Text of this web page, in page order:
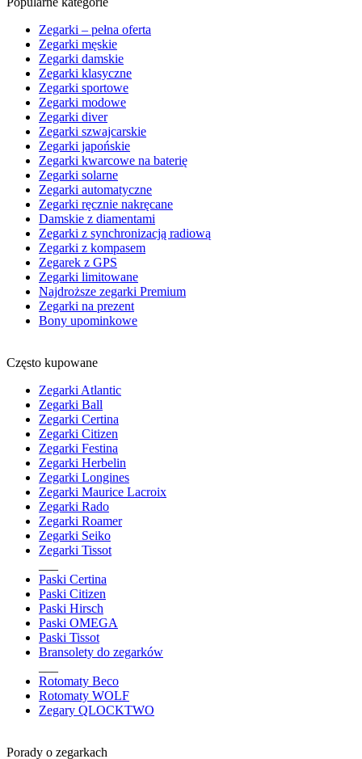
Zegarki – pełna oferta
Zegarki męskie
Zegarki damskie
Zegarki klasyczne
Zegarki sportowe
Zegarki modowe
Zegarki diver
Zegarki szwajcarskie
Zegarki japońskie
Zegarki kwarcowe na baterię
Zegarki solarne
Zegarki automatyczne
Zegarki ręcznie nakręcane
Damskie z diamentami
Zegarki z synchronizacją radiową
Zegarki z kompasem
Zegarek z GPS
Zegarki limitowane
Najdroższe zegarki Premium
Zegarki na prezent
Bony upominkowe
Często kupowane
Zegarki Atlantic
Zegarki Ball
Zegarki Certina
Zegarki Citizen
Zegarki Festina
Zegarki Herbelin
Zegarki Longines
Zegarki Maurice Lacroix
Zegarki Rado
Zegarki Roamer
Zegarki Seiko
Zegarki Tissot
Paski Certina
Paski Citizen
Paski Hirsch
Paski OMEGA
Paski Tissot
Bransolety do zegarków
Rotomaty Beco
Rotomaty WOLF
Zegary QLOCKTWO
Porady o zegarkach